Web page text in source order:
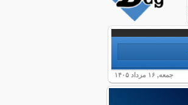
جمعه, ۱۶ مرداد ۱۴۰۵